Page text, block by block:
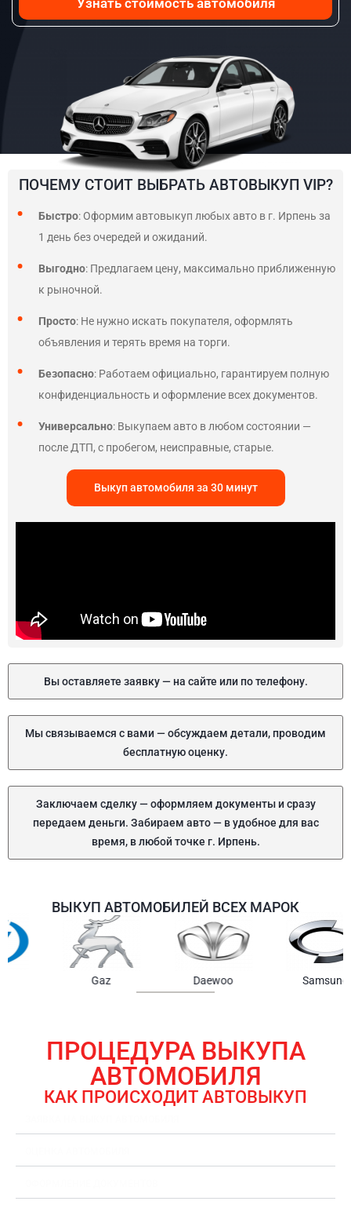
Узнать стоимость автомобиля
ПОЧЕМУ СТОИТ ВЫБРАТЬ АВТОВЫКУП VIP?
Быстро: Оформим автовыкуп любых авто в г. Ирпень за
1 день без очередей и ожиданий.
Выгодно: Предлагаем цену, максимально приближенную
к рыночной.
Просто: Не нужно искать покупателя, оформлять
объявления и терять время на торги.
Безопасно: Работаем официально, гарантируем полную
конфиденциальность и оформление всех документов.
Универсально: Выкупаем авто в любом состоянии —
после ДТП, с пробегом, неисправные, старые.
Выкуп автомобиля за 30 минут
Вы оставляете заявку — на сайте или по телефону.
Мы связываемся с вами — обсуждаем детали, проводим
бесплатную оценку.
Заключаем сделку — оформляем документы и сразу
передаем деньги. Забираем авто — в удобное для вас
время, в любой точке г. Ирпень.
ВЫКУП АВТОМОБИЛЕЙ ВСЕХ МАРОК
Chrysler
ПРОЦЕДУРА ВЫКУПА
АВТОМОБИЛЯ
КАК ПРОИСХОДИТ АВТОВЫКУП